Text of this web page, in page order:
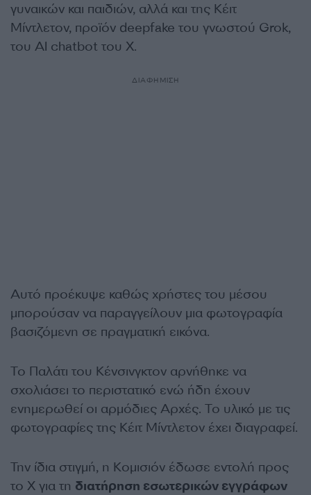
γυναικών και παιδιών, αλλά και της Κέιτ
Μίντλετον, προϊόν deepfake του γνωστού Grok,
του AI chatbot του Χ.
ΔΙΑΦΗΜΙΣΗ
Αυτό προέκυψε καθώς χρήστες του μέσου
μπορούσαν να παραγγείλουν μια φωτογραφία
βασιζόμενη σε πραγματική εικόνα.
Το Παλάτι του Κένσινγκτον αρνήθηκε να
σχολιάσει το περιστατικό ενώ ήδη έχουν
ενημερωθεί οι αρμόδιες Αρχές. Το υλικό με τις
φωτογραφίες της Κέιτ Μίντλετον έχει διαγραφεί.
Την ίδια στιγμή, η Κομισιόν έδωσε εντολή προς
το Χ για τη διατήρηση εσωτερικών εγγράφων